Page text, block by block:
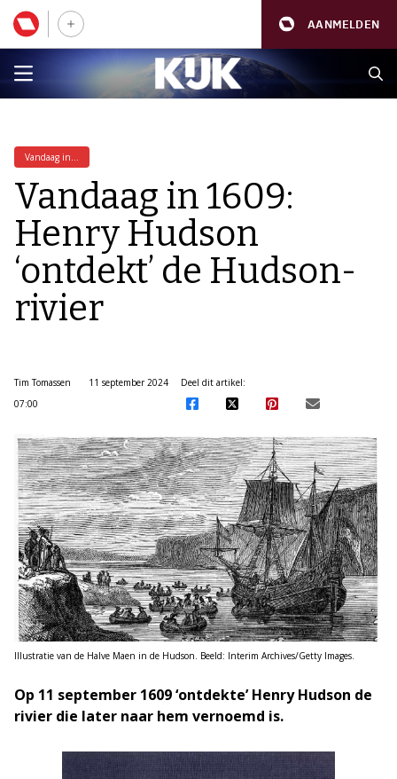
AANMELDEN
Vandaag in...
Vandaag in 1609:
Henry Hudson
‘ontdekt’ de Hudson-
rivier
Tim Tomassen
11 september 2024
07:00
Deel dit artikel:
Illustratie van de Halve Maen in de Hudson. Beeld: Interim Archives/Getty Images.
Op 11 september 1609 ‘ontdekte’ Henry Hudson de
rivier die later naar hem vernoemd is.